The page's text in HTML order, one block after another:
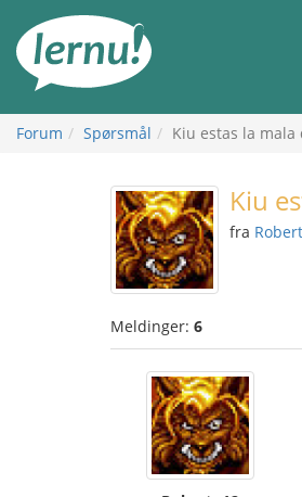
innholdet
Forum Spørsmål Kiu estas la mala
Kiu
fra
Meldinger: 6